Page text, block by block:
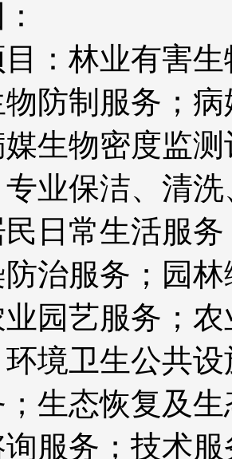
：林业有害
防制服务；
生物密度监
专业保洁、清
日常生活服
治服务；园
园艺服务；
环境卫生公共
生态恢复及
服务；技术